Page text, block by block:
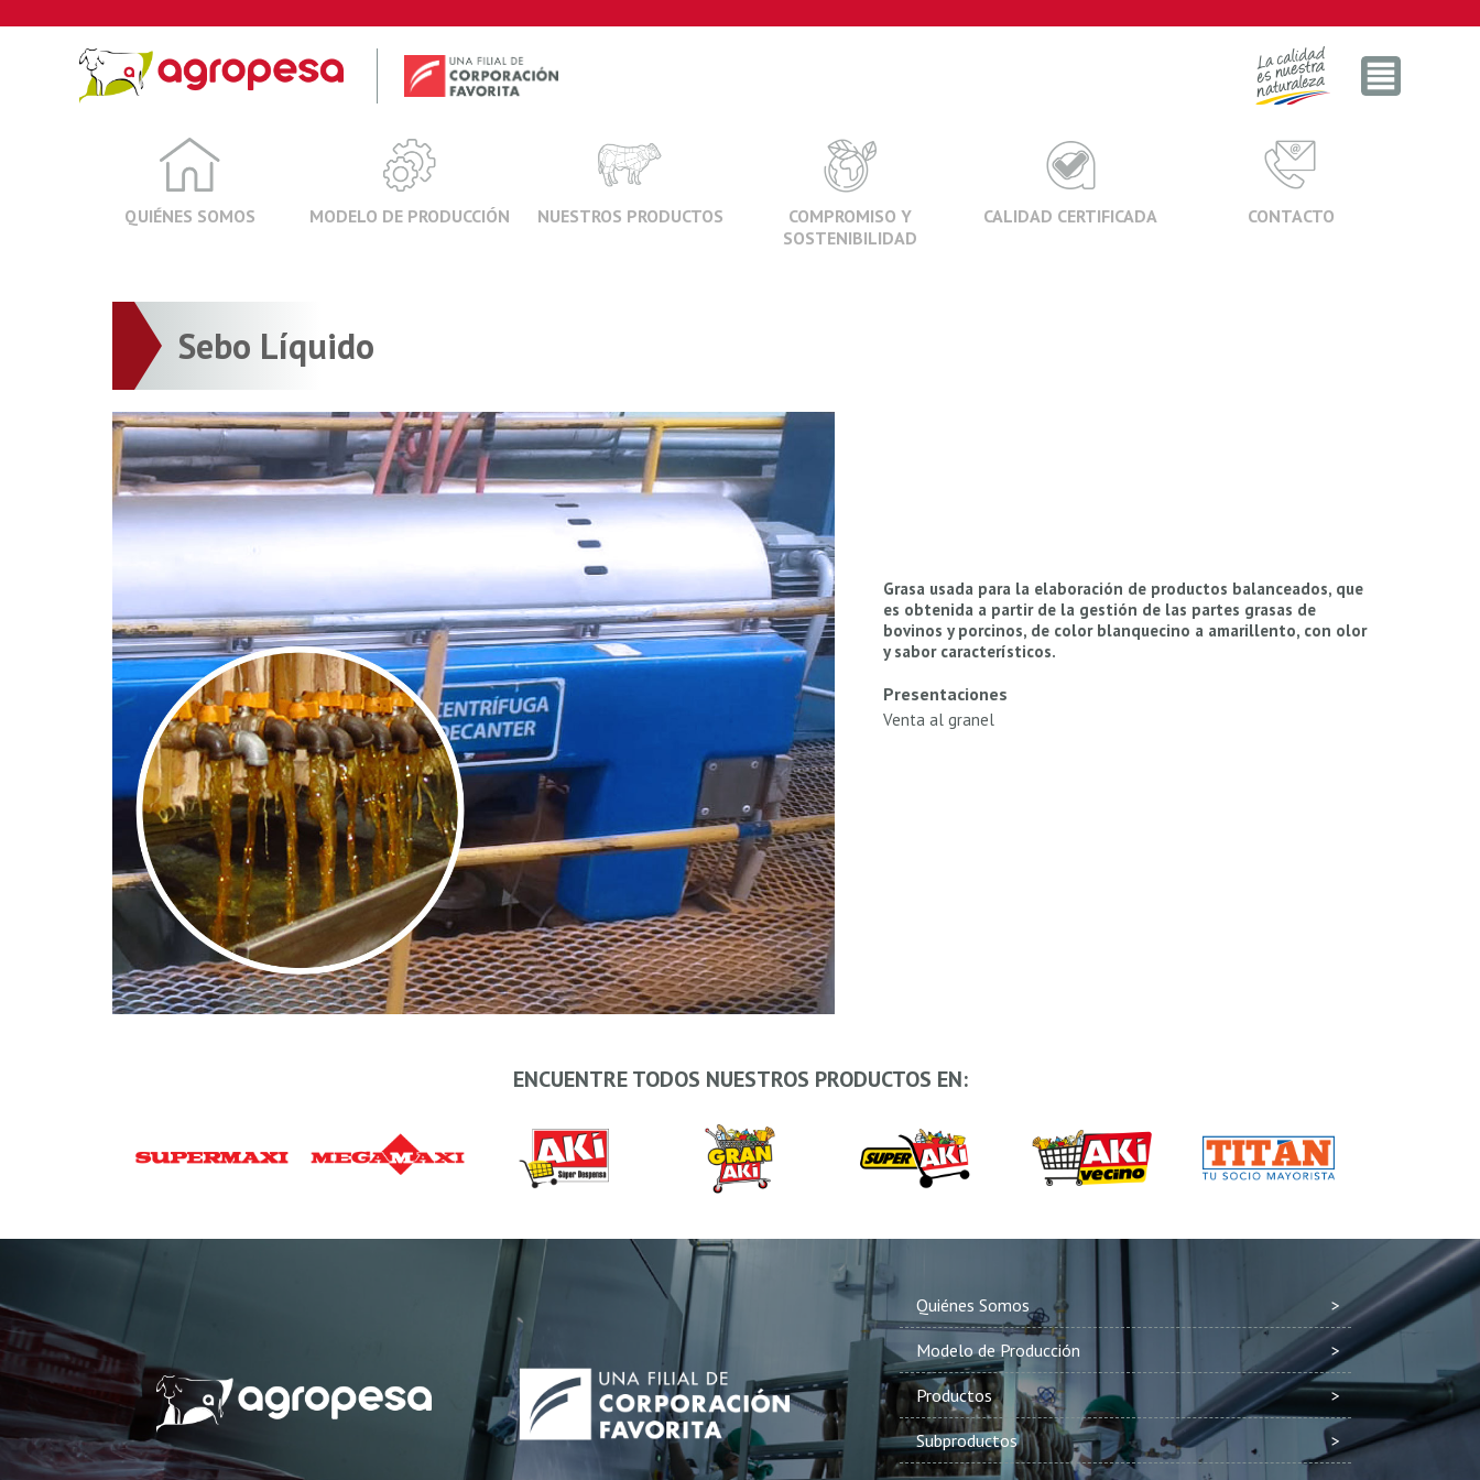
to
QUIÉNES SOMOS MODELO DE PRODUCCIÓN NUESTROS PRODUCTOS
COMPROMISO Y
SOSTENIBILIDAD
CALIDAD CERTIFICADA CONTACTO
Sebo Líquido
Grasa usada para la elaboración de productos balanceados, que
es obtenida a partir de la gestión de las partes grasas de
bovinos y porcinos, de color blanquecino a amarillento, con olor
y sabor característicos.
Presentaciones
Venta al granel
ENCUENTRE TODOS NUESTROS PRODUCTOS EN:
Quiénes Somos
Modelo de Producción
Productos
Subproductos